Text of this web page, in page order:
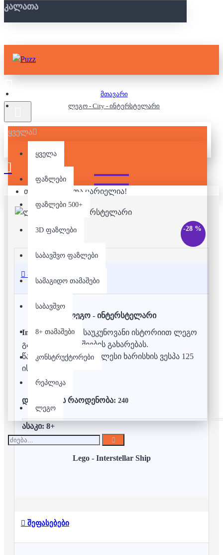
ᲙᲐᲚᲐᲗᲐ
ყველა
ყველა
ფაზლები
ფაზლები 500+
3D ფაზლები
საბავშვო ფაზლები
სამაგიდო თამაშები
საბავშვო
8+ თამაშები
კონსტრუქტორები
რეპლიკა
ლეგო
თქვენი კალათა ცარიელია!
მთავარი
ლეგო - City - ინტერსტელარი
ᲚᲔᲒᲝ - CITY -
ᲘᲜᲢᲔᲠᲡᲢᲔᲚᲐᲠᲘ
-28 %
აღწერა
ლეგო - ინტერსტელარი
Interstellar Ship - საუკუნოვანი ისტორიით ლეგო
განაგრძობს ბავშვების გახარებას.
წარმოგიდგენთ უმაღლესი ხარისხის ვესპა 125
ის ლეგოს.
დეტალების რაოდენობა: 240
ასაკი: 8+
Lego - Interstellar Ship
შეფასებები